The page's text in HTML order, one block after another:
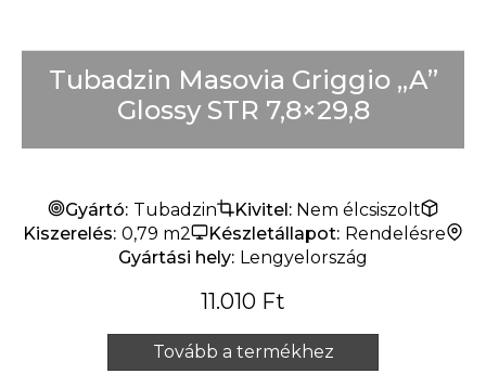
Tubadzin Masovia Griggio „A”
Glossy STR 7,8×29,8
Gyártó: Tubadzin Kivitel: Nem élcsiszolt
Kiszerelés: 0,79 m2 Készletállapot: Rendelésre
Gyártási hely: Lengyelország
11.010 Ft
Tovább a termékhez